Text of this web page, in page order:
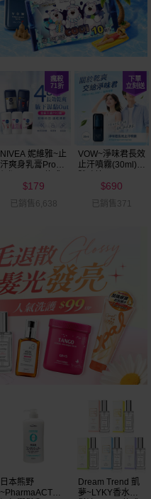
NIVEA 妮維雅~止
汗爽身乳膏Pro升
$179
已銷售6,638
VOW~淨味君長效
止汗噴霧(30ml)
$690
已銷售371
日本熊野
~PharmaACT無
Dream Trend 凱
夢~LYKY香水護